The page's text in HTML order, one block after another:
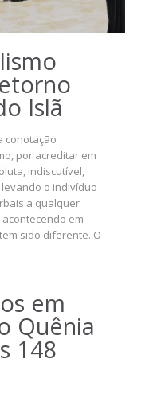
Islã
conotação
por acreditar em
indiscutível,
o indivíduo
a qualquer
em
sido diferente. O
em
Quênia
148